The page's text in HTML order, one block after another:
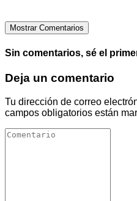
Mostrar Comentarios
Sin comentarios, sé el
Deja un comentario
Tu dirección de correo
campos obligatorios están